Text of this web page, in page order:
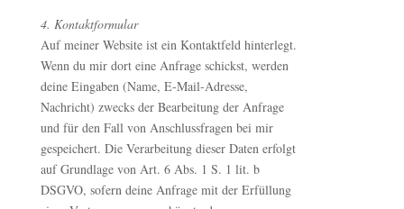
4. Kontaktformular
Auf meiner Website ist ein Kontaktfeld hinterlegt.
Wenn du mir dort eine Anfrage schickst, werden
deine Eingaben (Name, E-Mail-Adresse,
Nachricht) zwecks der Bearbeitung der Anfrage
und für den Fall von Anschlussfragen bei mir
gespeichert. Die Verarbeitung dieser Daten erfolgt
auf Grundlage von Art. 6 Abs. 1 S. 1 lit. b
DSGVO, sofern deine Anfrage mit der Erfüllung